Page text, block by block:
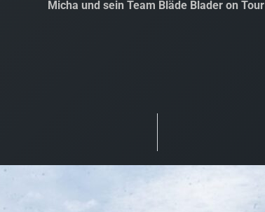
Micha und sein Team Bläde Blader on Tour